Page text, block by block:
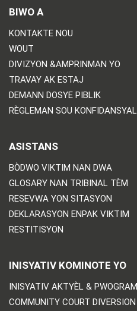
BIWO A
KONTAKTE NOU
WOUT
DIVIZYON &AMPRINMAN YO
TRAVAY AK ESTAJ
DEMANN DOSYE PIBLIK
RÈGLEMAN SOU
ASISTANS
BÒDWO VIKTIM NAN DWA
GLOSARY NAN TRIBINAL TÈM
RESEVWA YON SITASYON
DEKLARASYON ENPAK VIKTIM
RESTITISYON
INISYATIV KOMINOTE YO
INISYATIV AKTYÈL &
COMMUNITY COURT